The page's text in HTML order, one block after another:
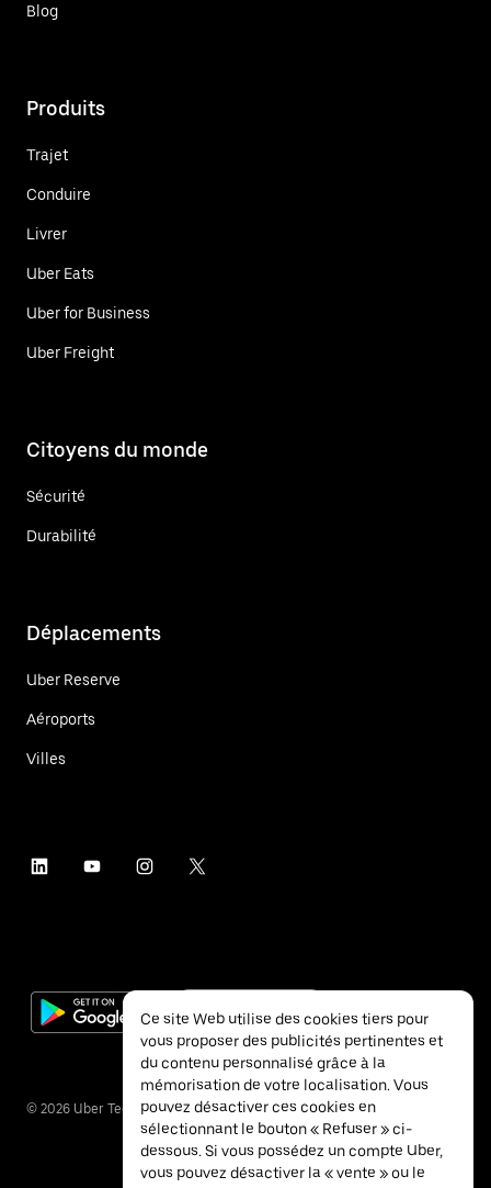
Blog
Produits
Trajet
Conduire
Livrer
Uber Eats
Uber for Business
Uber Freight
Citoyens du monde
Sécurité
Durabilité
Déplacements
Uber Reserve
Aéroports
Villes
© 2026 Uber Technologies Inc.
Ce site Web utilise des cookies tiers pour
vous proposer des publicités pertinentes et
du contenu personnalisé grâce à la
mémorisation de votre localisation. Vous
pouvez désactiver ces cookies en
sélectionnant le bouton « Refuser » ci-
dessous. Si vous possédez un compte Uber,
vous pouvez désactiver la « vente » ou le